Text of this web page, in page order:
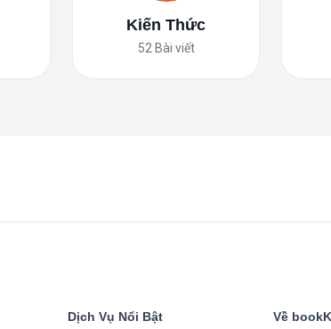
Kiến Thức
52 Bài viết
Dịch Vụ Nổi Bật Về